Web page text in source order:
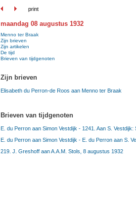
print
maandag 08 augustus 1932
Menno ter Braak
Zijn brieven
Zijn artikelen
De tijd
Brieven van tijdgenoten
Zijn brieven
Elisabeth du Perron-de Roos aan Menno ter Braak
Brieven van tijdgenoten
E. du Perron aan Simon Vestdijk - 1241. Aan S.
E. du Perron aan Simon Vestdijk - E. du Perron aan S.
219. J. Greshoff aan A.A.M. Stols, 8 augustus 1932